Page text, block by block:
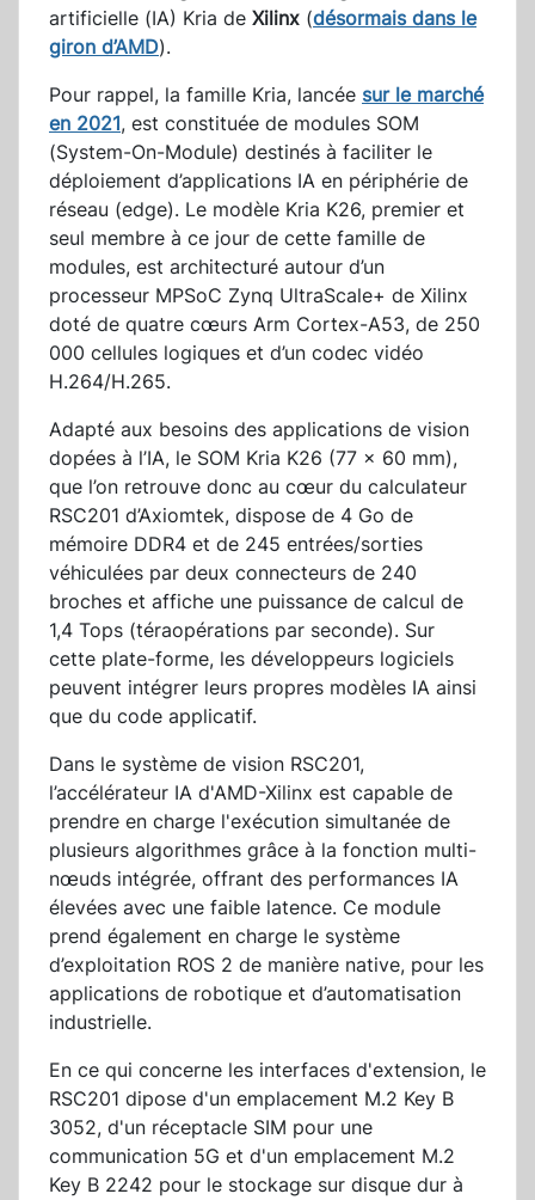
artificielle (IA) Kria de Xilinx (désormais dans le
giron d’AMD).
Pour rappel, la famille Kria, lancée sur le marché
en 2021, est constituée de modules SOM
(System-On-Module) destinés à faciliter le
déploiement d’applications IA en périphérie de
réseau (edge). Le modèle Kria K26, premier et
seul membre à ce jour de cette famille de
modules, est architecturé autour d’un
processeur MPSoC Zynq UltraScale+ de Xilinx
doté de quatre cœurs Arm Cortex-A53, de 250
000 cellules logiques et d’un codec vidéo
H.264/H.265.
Adapté aux besoins des applications de vision
dopées à l’IA, le SOM Kria K26 (77 x 60 mm),
que l’on retrouve donc au cœur du calculateur
RSC201 d’Axiomtek, dispose de 4 Go de
mémoire DDR4 et de 245 entrées/sorties
véhiculées par deux connecteurs de 240
broches et affiche une puissance de calcul de
1,4 Tops (téraopérations par seconde). Sur
cette plate-forme, les développeurs logiciels
peuvent intégrer leurs propres modèles IA ainsi
que du code applicatif.
Dans le système de vision RSC201,
l’accélérateur IA d'AMD-Xilinx est capable de
prendre en charge l'exécution simultanée de
plusieurs algorithmes grâce à la fonction multi-
nœuds intégrée, offrant des performances IA
élevées avec une faible latence. Ce module
prend également en charge le système
d’exploitation ROS 2 de manière native, pour les
applications de robotique et d’automatisation
industrielle.
En ce qui concerne les interfaces d'extension, le
RSC201 dipose d'un emplacement M.2 Key B
3052, d'un réceptacle SIM pour une
communication 5G et d'un emplacement M.2
Key B 2242 pour le stockage sur disque dur à